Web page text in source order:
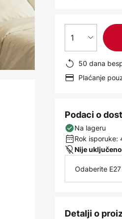
1
50 dana
Plaćanje
Podaci o
Na lageru
Rok isporuke:
Nije
Odaberite
Detalji o